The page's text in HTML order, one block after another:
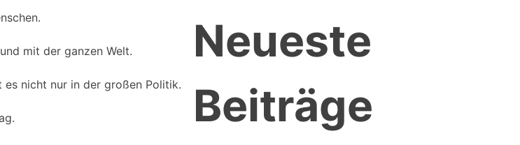
mit der ganzen Welt.
es nicht nur in der großen Politik.
Neueste
Beiträge